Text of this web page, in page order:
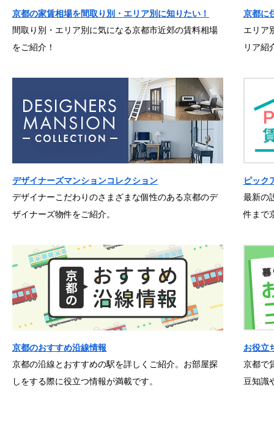
京都の家賃相場を間取り別・エリア別に知りたい！
間取り別・エリア別に気になる京都市近郊の賃料相場
をご紹介！
京都に
エリア
リア紹
デザイナーズマンションコレクション
デザイナーこだわりのさまざまな個性のある京都のデ
ザイナーズ物件をご紹介。
ピック
最新の
件まで
京都のおすすめ沿線情報
京都の沿線とおすすめの駅を詳しくご紹介。お部屋探
しをする際に役立つ情報が満載です。
お役立
京都で
豆知識